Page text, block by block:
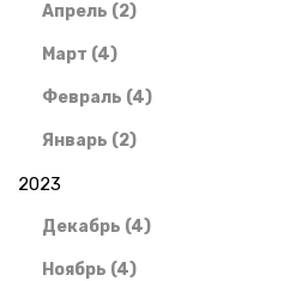
Апрель (2)
Март (4)
Февраль (4)
Январь (2)
2023
Декабрь (4)
Ноябрь (4)